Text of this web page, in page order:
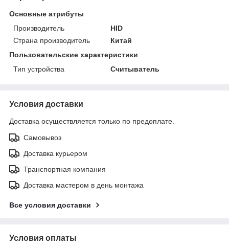
Основные атрибуты
Производитель
HID
Страна производитель
Китай
Пользовательские характеристики
Тип устройства
Считыватель
Условия доставки
Доставка осуществляется только по предоплате.
Самовывоз
Доставка курьером
Транспортная компания
Доставка мастером в день монтажа
Все условия доставки
Условия оплаты